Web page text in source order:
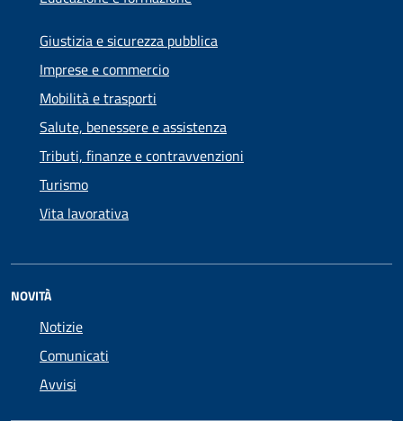
Giustizia e sicurezza pubblica
Imprese e commercio
Mobilità e trasporti
Salute, benessere e assistenza
Tributi, finanze e contravvenzioni
Turismo
Vita lavorativa
NOVITÀ
Notizie
Comunicati
Avvisi